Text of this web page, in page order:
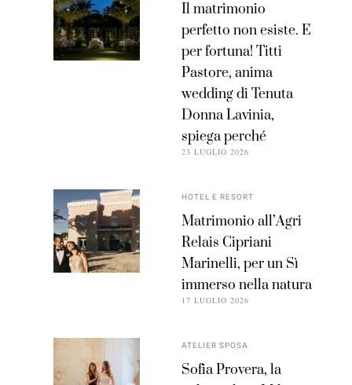
Il matrimonio
perfetto non esiste. E
per fortuna! Titti
Pastore, anima
wedding di Tenuta
Donna Lavinia,
spiega perché
23 LUGLIO 2026
HOTEL E RESORT
Matrimonio all’Agri
Relais Cipriani
Marinelli, per un Sì
immerso nella natura
17 LUGLIO 2026
ATELIER SPOSA
Sofia Provera, la